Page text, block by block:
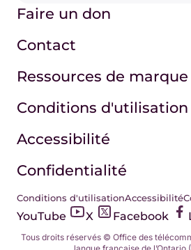
Faire un don
Contact
Ressources de marque
Conditions d'utilisation
Accessibilité
Confidentialité
Conditions d'utilisationAccessibilité
YouTube X Facebook
Tous droits réservés © Office des